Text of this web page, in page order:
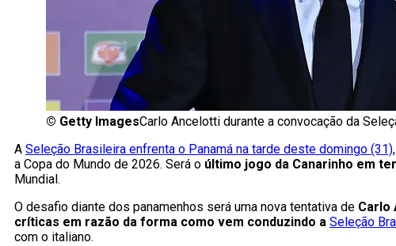
© Getty ImagesCarlo Ancelotti durante a convocação da
A Seleção Brasileira enfrenta o Panamá na tarde deste domingo (31)
a Copa do Mundo de 2026. Será o último jogo da Canarinho em
Mundial.
O desafio diante dos panamenhos será uma nova tentativa de Carlo
críticas em razão da forma como vem conduzindo a Seleção
com o italiano.